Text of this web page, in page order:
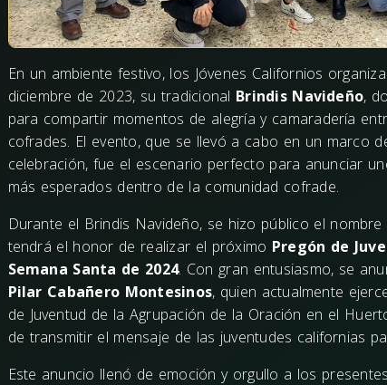
En un ambiente festivo, los Jóvenes Californios
diciembre de 2023, su tradicional Brindis Navideño,
para compartir momentos de alegría y camaradería
cofrades. El evento, que se llevó a cabo en un marco
celebración, fue el escenario perfecto para anunciar
más esperados dentro de la comunidad cofrade.
Durante el Brindis Navideño, se hizo público el
tendrá el honor de realizar el próximo Pregón de
Semana Santa de 2024. Con gran entusiasmo, se
Pilar Cabañero Montesinos, quien actualmente
de Juventud de la Agrupación de la Oración en el
de transmitir el mensaje de las juventudes californias
Este anuncio llenó de emoción y orgullo a los